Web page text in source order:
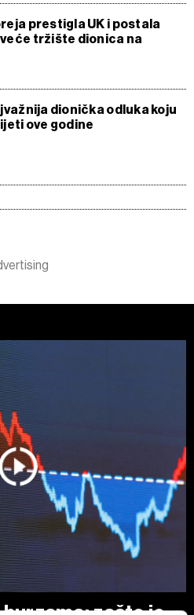
prestigla UK i postala
tržište dionica na
dionička odluka koju
ove godine